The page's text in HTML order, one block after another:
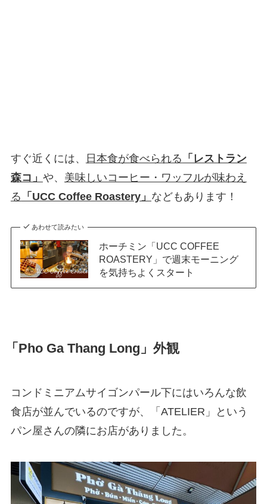
すぐ近くには、 日本食が食べられる 「レストラン
森コ」 や、 美味しいコーヒー・ワッフルが味わえ
る 「UCC Coffee Roastery」 などもあります！
あわせて読みたい
ホーチミン「UCC COFFEE
ROASTERY」で週末モーニング
を気持ちよくスタート
「Pho Ga Thang Long」外観
コンドミニアムサイゴンパール下にはいろんな飲
食店が並んでいるのですが、「ATELIER」という
パン屋さんの隣にお店がありました。